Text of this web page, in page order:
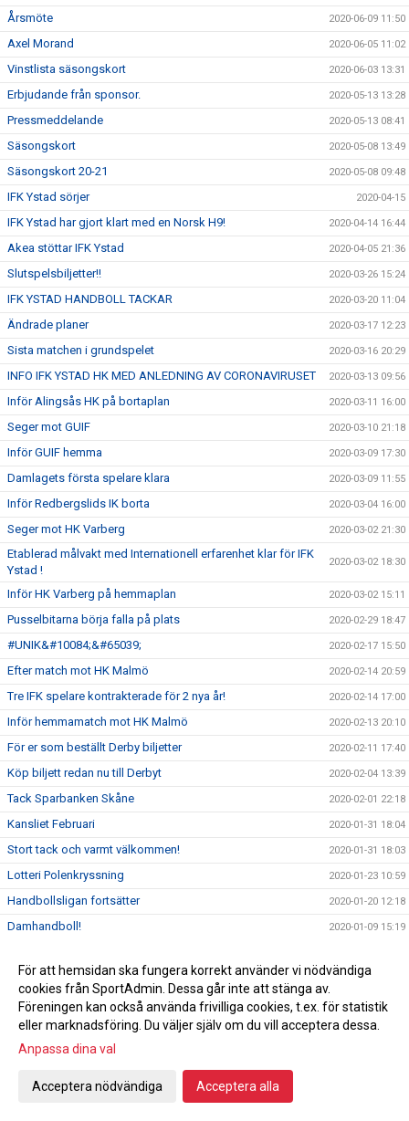
Årsmöte 2020-06-09 11:50
Axel Morand 2020-06-05 11:02
Vinstlista säsongskort 2020-06-03 13:31
Erbjudande från sponsor. 2020-05-13 13:28
Pressmeddelande 2020-05-13 08:41
Säsongskort 2020-05-08 13:49
Säsongskort 20-21 2020-05-08 09:48
IFK Ystad sörjer 2020-04-15
IFK Ystad har gjort klart med en Norsk H9! 2020-04-14 16:44
Akea stöttar IFK Ystad 2020-04-05 21:36
Slutspelsbiljetter!! 2020-03-26 15:24
IFK YSTAD HANDBOLL TACKAR 2020-03-20 11:04
Ändrade planer 2020-03-17 12:23
Sista matchen i grundspelet 2020-03-16 20:29
INFO IFK YSTAD HK MED ANLEDNING AV CORONAVIRUSET 2020-03-13 09:56
Inför Alingsås HK på bortaplan 2020-03-11 16:00
Seger mot GUIF 2020-03-10 21:18
Inför GUIF hemma 2020-03-09 17:30
Damlagets första spelare klara 2020-03-09 11:55
Inför Redbergslids IK borta 2020-03-04 16:00
Seger mot HK Varberg 2020-03-02 21:30
Etablerad målvakt med Internationell erfarenhet klar för IFK
Ystad !
2020-03-02 18:30
Inför HK Varberg på hemmaplan 2020-03-02 15:11
Pusselbitarna börja falla på plats 2020-02-29 18:47
#UNIK&#10084;&#65039; 2020-02-17 15:50
Efter match mot HK Malmö 2020-02-14 20:59
Tre IFK spelare kontrakterade för 2 nya år! 2020-02-14 17:00
Inför hemmamatch mot HK Malmö 2020-02-13 20:10
För er som beställt Derby biljetter 2020-02-11 17:40
Köp biljett redan nu till Derbyt 2020-02-04 13:39
Tack Sparbanken Skåne 2020-02-01 22:18
Kansliet Februari 2020-01-31 18:04
Stort tack och varmt välkommen! 2020-01-31 18:03
Lotteri Polenkryssning 2020-01-23 10:59
Handbollsligan fortsätter 2020-01-20 12:18
Damhandboll! 2020-01-09 15:19
Seger hemma mot Önnered 2019-12-27 21:12
Inför Önnered på hemmaplan 2019-12-27 00:35
God jul & Gott nytt år 2019-12-23 10:27
Vinst mot Sävehof
Svenska mästarna gästar Ystad Arena
För att hemsidan ska fungera korrekt använder vi nödvändiga
cookies från SportAdmin. Dessa går inte att stänga av.
Föreningen kan också använda frivilliga cookies, t.ex. för statistik
eller marknadsföring. Du väljer själv om du vill acceptera dessa.
Anpassa dina val
Acceptera nödvändiga Acceptera alla